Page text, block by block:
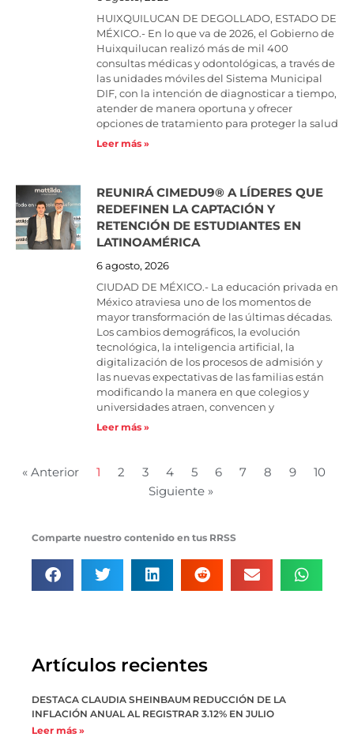
HUIXQUILUCAN DE DEGOLLADO, ESTADO DE
MÉXICO.- En lo que va de 2026, el Gobierno de
Huixquilucan realizó más de mil 400
consultas médicas y odontológicas, a través de
las unidades móviles del Sistema Municipal
DIF, con la intención de diagnosticar a tiempo,
atender de manera oportuna y ofrecer
opciones de tratamiento para proteger la salud
Leer más »
REUNIRÁ CIMEDU9®️ A LÍDERES QUE
REDEFINEN LA CAPTACIÓN Y
RETENCIÓN DE ESTUDIANTES EN
LATINOAMÉRICA
6 agosto, 2026
CIUDAD DE MÉXICO.- La educación privada en
México atraviesa uno de los momentos de
mayor transformación de las últimas décadas.
Los cambios demográficos, la evolución
tecnológica, la inteligencia artificial, la
digitalización de los procesos de admisión y
las nuevas expectativas de las familias están
modificando la manera en que colegios y
universidades atraen, convencen y
Leer más »
« Anterior 1 2 3 4 5 6 7 8 9
10
Siguiente »
Comparte nuestro contenido en tus RRSS
Artículos recientes
DESTACA CLAUDIA SHEINBAUM REDUCCIÓN DE LA
INFLACIÓN ANUAL AL REGISTRAR 3.12% EN JULIO
Leer más »